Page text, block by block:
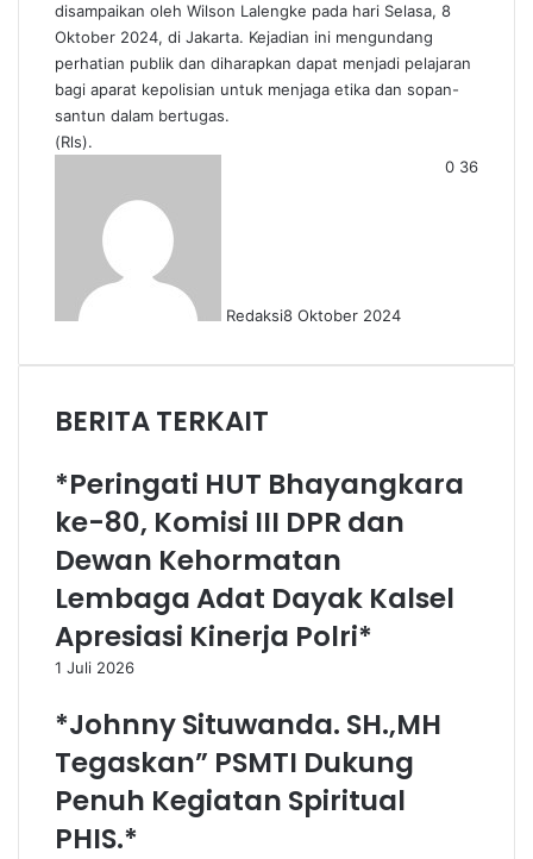
disampaikan oleh Wilson Lalengke pada hari Selasa, 8
Oktober 2024, di Jakarta. Kejadian ini mengundang
perhatian publik dan diharapkan dapat menjadi pelajaran
bagi aparat kepolisian untuk menjaga etika dan sopan-
santun dalam bertugas.
(Rls).
Redaksi8 Oktober 2024
0 36
BERITA TERKAIT
*Peringati HUT Bhayangkara
ke-80, Komisi III DPR dan
Dewan Kehormatan
Lembaga Adat Dayak Kalsel
Apresiasi Kinerja Polri*
1 Juli 2026
*Johnny Situwanda. SH.,MH
Tegaskan” PSMTI Dukung
Penuh Kegiatan Spiritual
PHIS.*